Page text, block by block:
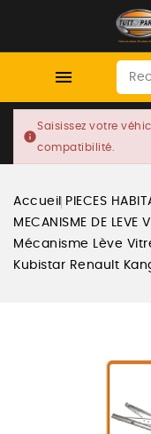

info
Saisissez votre
compatibilité.
Accueil
PIECES
MECANISME DE LEVE
Mécanisme Lève
Kubistar Renault